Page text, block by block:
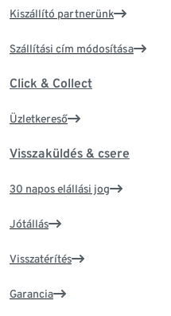
Kiszállító partnerünk
Szállítási cím módosítása
Click & Collect
Üzletkereső
Visszaküldés & csere
30 napos elállási jog
Jótállás
Visszatérítés
Garancia